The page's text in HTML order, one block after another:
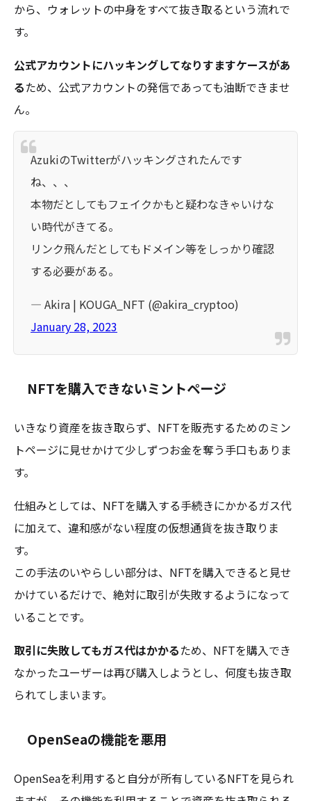
から、ウォレットの中身をすべて抜き取るという流れで
す。
公式アカウントにハッキングしてなりすますケースがあ
るため、公式アカウントの発信であっても油断できませ
ん。
AzukiのTwitterがハッキングされたんです
ね、、、
本物だとしてもフェイクかもと疑わなきゃいけな
い時代がきてる。
リンク飛んだとしてもドメイン等をしっかり確認
する必要がある。
— Akira | KOUGA_NFT (@akira_cryptoo)
January 28, 2023
NFTを購入できないミントページ
いきなり資産を抜き取らず、NFTを販売するためのミン
トページに見せかけて少しずつお金を奪う手口もありま
す。
仕組みとしては、NFTを購入する手続きにかかるガス代
に加えて、違和感がない程度の仮想通貨を抜き取りま
す。
この手法のいやらしい部分は、NFTを購入できると見せ
かけているだけで、絶対に取引が失敗するようになって
いることです。
取引に失敗してもガス代はかかるため、NFTを購入でき
なかったユーザーは再び購入しようとし、何度も抜き取
られてしまいます。
OpenSeaの機能を悪用
OpenSeaを利用すると自分が所有しているNFTを見られ